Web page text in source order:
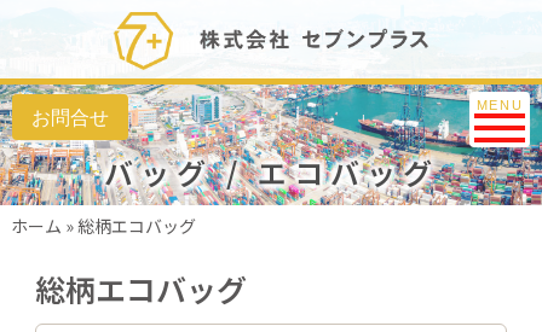
Toggle
MENU
バッグ / エコバッグ
ホーム »総柄エコバッグ
総柄エコバッグ